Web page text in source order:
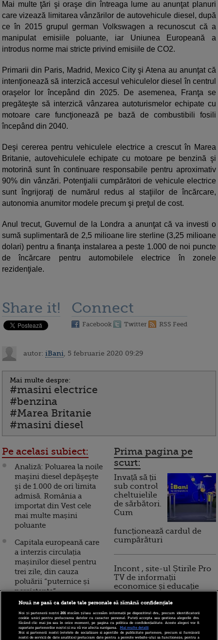
Mai multe ţări şi oraşe din întreaga lume au anunţat planuri
care vizează limitarea vânzărilor de autovehicule diesel, după
ce în 2015 grupul german Volkswagen a recunoscut că a
manipulat emisiile poluante, iar Uniunea Europeană a
introdus norme mai stricte privind emisiile de CO2.
Primarii din Paris, Madrid, Mexico City şi Atena au anunţat că
intenţionează să interzică accesul vehiculelor diesel în centrul
oraşelor lor începând din 2025. De asemenea, Franţa se
pregăteşte să interzică vânzarea autoturismelor echipate cu
motoare care funcţionează pe bază de combustibili fosili
începând din 2040.
Deşi cererea pentru vehiculele electrice a crescut în Marea
Britanie, autovehiculele echipate cu motoare pe benzină şi
motorină sunt în continuare responsabile pentru aproximativ
90% din vânzări. Potenţialii cumpărători de vehicule electrice
sunt îngrijoraţi de numărul redus al staţiilor de încărcare,
autonomia anumitor modele precum şi preţul de cost.
Anul trecut, Guvernul de la Londra a anunţat că va investi o
sumă suplimentară de 2,5 milioane lire sterline (3,25 milioane
dolari) pentru a finanţa instalarea a peste 1.000 de noi puncte
de încărcare pentru automobilele electrice în zonele
rezidenţiale.
Share it! Connect
Facebook Twitter RSS Feed
autor: iBani , 5 februarie 2020 09:29
Mai multe despre:
#masini electrice
#benzina
#Marea Britanie
#masini diesel
Pe acelasi subiect:
Analiză: Poluarea la noile
maşini diesel depăşeşte
şi de 1.000 de ori limita
admisă. România a
importat din Vest cele
mai multe mașini
poluante
Capitala europeană care
a interzis circulația
mașinilor diesel pentru
trei zile, din cauza
poluării “puternice și
persistente”
din Polonia amendează
Volkswagen în scandalul
Dieselgate, acuzând
Prima pagina pe
scurt:
Invață să ții
sub control
cheltuielile
de sărbători.
Cum
funcționează cardul de
cumpărături
Incont , site-ul Știrile Pro
TV de informații
economice și educație
10 reguli pentru decizii
financiare inteligente
Nouă ne pasă ca datele tale personale să rămână confidențiale
Noi și partenerii noștri201stocăm și/sau accesăm informații pe dispozitivul dvs., precum identificatorii
cookie unici pentru prelucrarea datelor cu caracter personal. Puteți accepta sau gestiona alegerile dvs.
făcând clic mai jos sau în orice moment, pe pagina cu politica de confidențialitate. Aceste alegeri vor fi
raportate partenerilor noștri și nu vă vor afecta navigarea.
Mai multe detalii
Noi si partenerii nostri (retelele de socializare si agentiile de publicitate partenere, precum si furnizorii
nostri de servicii de date analitice) prelucram date pentru a permite website-ului sa functioneze, pentru a